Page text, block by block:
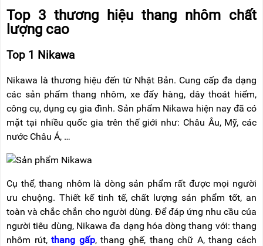
LIÊN
VÁN
THANG
RẢNH
ĐẨY
HÀNG
BỘ
DÂY
THOÁT
HIỂM
TỰ
ĐỘNG
XE
NÂNG
TAY
Top 3 thương hiệu thang nhôm chất
lượng cao
Top 1 Nikawa
Nikawa là thương hiệu đến từ Nhật Bản. Cung cấp đa dạng
các sản phẩm thang nhôm, xe đẩy hàng, dây thoát hiểm,
công cụ, dụng cụ gia đình. Sản phẩm Nikawa hiện nay đã có
mặt tại nhiều quốc gia trên thế giới như: Châu Âu, Mỹ, các
nước Châu Á, …
Cụ thể, thang nhôm là dòng sản phẩm rất được mọi người
ưu chuộng. Thiết kế tinh tế, chất lượng sản phẩm tốt, an
toàn và chắc chắn cho người dùng. Để đáp ứng nhu cầu của
người tiêu dùng, Nikawa đa dạng hóa dòng thang với: thang
nhôm rút,thang gấp, thang ghế, thang chữ A, thang cách